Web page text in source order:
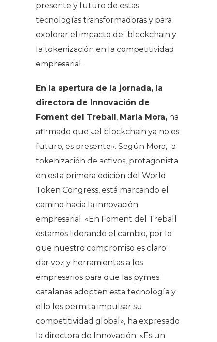
presente y futuro de estas
tecnologías transformadoras y para
explorar el impacto del blockchain y
la tokenización en la competitividad
empresarial.
En la apertura de la jornada, la
directora de Innovación de
Foment del Treball, Maria Mora, ha
afirmado que «el blockchain ya no es
futuro, es presente». Según Mora, la
tokenización de activos, protagonista
en esta primera edición del World
Token Congress, está marcando el
camino hacia la innovación
empresarial. «En Foment del Treball
estamos liderando el cambio, por lo
que nuestro compromiso es claro:
dar voz y herramientas a los
empresarios para que las pymes
catalanas adopten esta tecnología y
ello les permita impulsar su
competitividad global», ha expresado
la directora de Innovación. «Es un